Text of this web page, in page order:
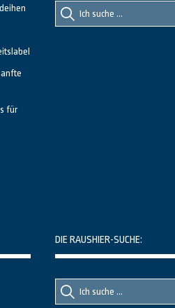
für
Suche
nach::
Suche
nach:
DIE RAUSHIER-SUCHE:
Suche
nach::
Suche
nach: